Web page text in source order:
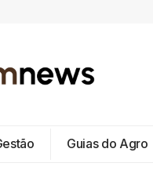
Guias do Agro